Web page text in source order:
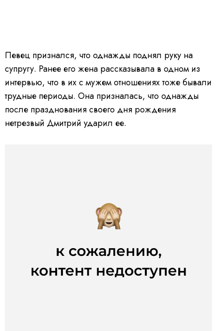
Певец признался, что однажды поднял руку на
супругу. Ранее его жена рассказывала в одном из
интервью, что в их с мужем отношениях тоже бывали
трудные периоды. Она призналась, что однажды
после празднования своего дня рождения
нетрезвый Дмитрий ударил ее.